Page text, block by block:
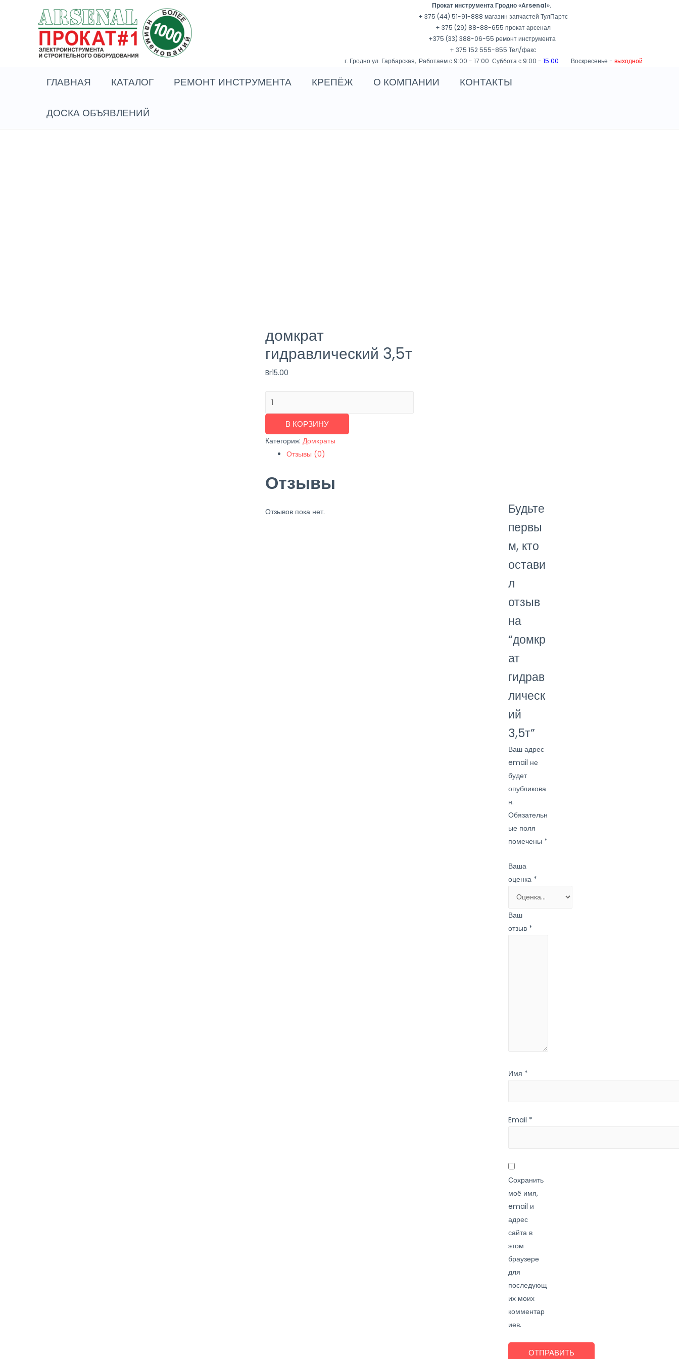
содержимому
Прокат инструмента Гродно «Arsenal».
+ 375 (44) 51-91-888 магазин запчастей ТулПартс
+ 375 (29) 88-88-655 прокат арсенал
+375 (33) 388-06-55 ремонт инструмента
+ 375 152 555-855 Тел/факс
г. Гродно ул. Гарбарская, Работаем с 9:00 - 17:00 Суббота с 9:00 - 15:00 Воскресенье - выходной
ГЛАВНАЯ КАТАЛОГ РЕМОНТ ИНСТРУМЕНТА КРЕПЁЖ О КОМПАНИИ КОНТАКТЫ
ДОСКА ОБЪЯВЛЕНИЙ
домкрат
гидравлический 3,5т
Br15.00
Количество
домкрат
гидравлический
В КОРЗИНУ
Категория:Домкраты
Отзывы (0)
Отзывы
Отзывов пока нет.
Будьте
первы
м, кто
остави
л
отзыв
на
“домкр
ат
гидрав
лическ
ий
3,5т”
Ваш адрес
email не
будет
опубликова
н.
Обязательн
ые поля
помечены *
Ваша
оценка *
Ваш
отзыв *
Имя *
Email *
Сохранить
моё имя,
email и
адрес
сайта в
этом
браузере
для
последующ
их моих
комментар
иев.